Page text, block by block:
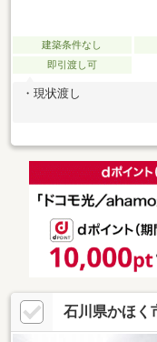
建築条件なし
即引渡し可
・現状渡し
石川県かほく